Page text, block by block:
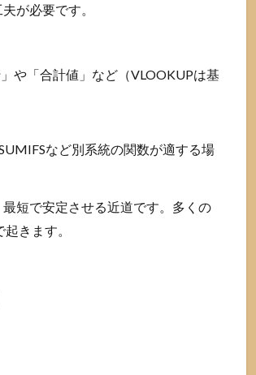
が必要です。
や「合計値」など（VLOOKUPは基
など別系統の関数が適する場
短で安定させる近道です。多くの
きます。